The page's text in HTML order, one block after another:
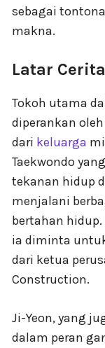
sebagai
makna.
Latar
Tokoh utama
diperankan
dari keluarga
Taekwondo
tekanan hidup
menjalani
bertahan
ia diminta
dari ketua
Construction.
Ji-Yeon, yang
dalam peran